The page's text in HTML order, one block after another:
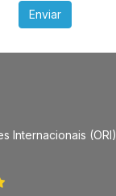
Enviar
Internacionais (ORI)